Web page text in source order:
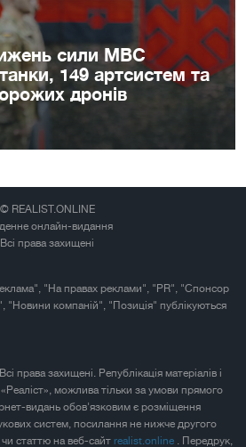
сили МВС
149 артсистем та
дронів
© REALIST.ONLINE
онлайн-видання
Всі права захищені
"На правах реклами", "PR", "Спонсор
"Новини компаній", "Позиція" публікуються
права захищені. Републікація матеріалів і
можлива тільки за умови прямого
видань обов'язковим є розміщення
систем, посилання не нижче другого
статтю на веб-сайт realist.online . Передрук,